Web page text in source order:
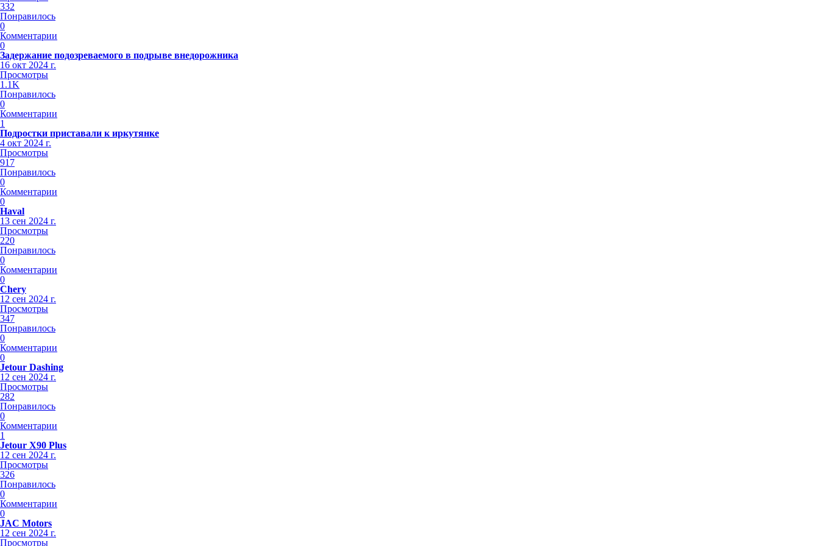
332
Понравилось
0
Комментарии
0
Задержание подозреваемого в подрыве внедорожника
16 окт 2024 г.
Просмотры
1.1K
Понравилось
0
Комментарии
1
Подростки приставали к иркутянке
4 окт 2024 г.
Просмотры
917
Понравилось
0
Комментарии
0
Haval
13 сен 2024 г.
Просмотры
220
Понравилось
0
Комментарии
0
Chery
12 сен 2024 г.
Просмотры
347
Понравилось
0
Комментарии
0
Jetour Dashing
12 сен 2024 г.
Просмотры
282
Понравилось
0
Комментарии
1
Jetour X90 Plus
12 сен 2024 г.
Просмотры
326
Понравилось
0
Комментарии
0
JAC Motors
12 сен 2024 г.
Просмотры